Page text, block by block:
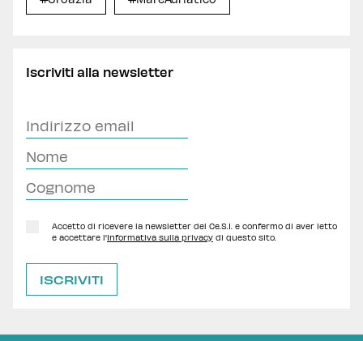
Iscriviti alla newsletter
Accetto di ricevere la newsletter del Ce.S.I. e confermo di aver letto
e accettare l'Informativa sulla privacy di questo sito.